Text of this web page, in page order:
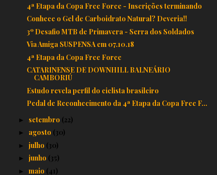
4ª Etapa da Copa Free Force - Inscrições terminando
Conhece o Gel de Carboidrato Natural? Deveria!!
3º Desafio MTB de Primavera - Serra dos Soldados
Via Amiga SUSPENSA em 07.10.18
4ª Etapa da Copa Free Force
CATARINENSE DE DOWNHILL BALNEÁRIO
CAMBORIÚ
Estudo revela perfil do ciclista brasileiro
Pedal de Reconhecimento da 4ª Etapa da Copa Free F...
► setembro (22)
► agosto (30)
► julho (30)
► junho (35)
► maio (41)